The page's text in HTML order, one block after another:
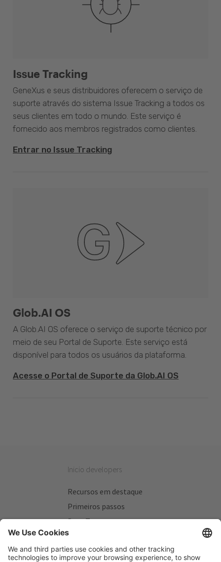
Issue Tracking
GeneXus e seus distribuidores oferecem o serviço de
suporte através do sistema Issue Tracking a todos os
seus clientes em todo o mundo. Este serviço é
fornecido aos membros registrados como clientes.
Entrar no Issue Tracking
Glob.AI OS
A Glob.AI OS oferece o serviço de suporte técnico por
meio de seu Portal de Suporte. Este serviço está
disponível para todos os usuários da plataforma.
Acesse o Portal de Suporte da Glob.AI OS
Inicio developers
Recursos em destaque
Primeiros passos
Beta Testers
Meus Planos